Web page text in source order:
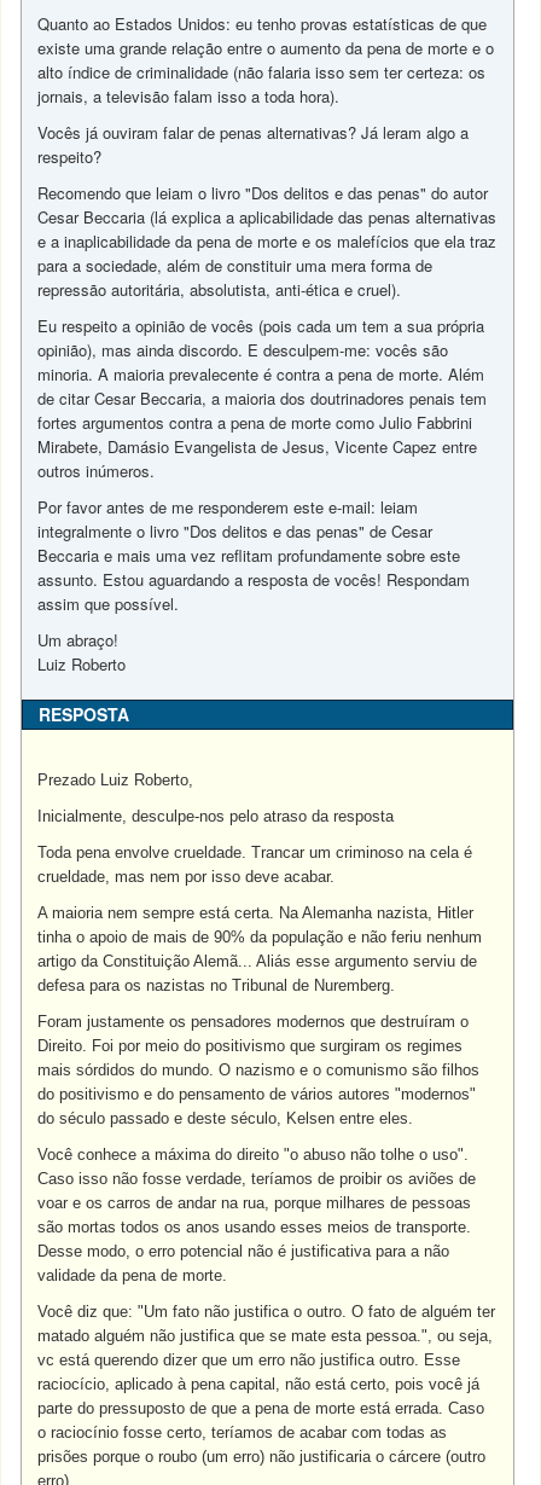
Quanto ao Estados Unidos: eu tenho provas estatísticas de que
existe uma grande relação entre o aumento da pena de morte e o
alto índice de criminalidade (não falaria isso sem ter certeza: os
jornais, a televisão falam isso a toda hora).
Vocês já ouviram falar de penas alternativas? Já leram algo a
respeito?
Recomendo que leiam o livro "Dos delitos e das penas" do autor
Cesar Beccaria (lá explica a aplicabilidade das penas alternativas
e a inaplicabilidade da pena de morte e os malefícios que ela traz
para a sociedade, além de constituir uma mera forma de
repressão autoritária, absolutista, anti-ética e cruel).
Eu respeito a opinião de vocês (pois cada um tem a sua própria
opinião), mas ainda discordo. E desculpem-me: vocês são
minoria. A maioria prevalecente é contra a pena de morte. Além
de citar Cesar Beccaria, a maioria dos doutrinadores penais tem
fortes argumentos contra a pena de morte como Julio Fabbrini
Mirabete, Damásio Evangelista de Jesus, Vicente Capez entre
outros inúmeros.
Por favor antes de me responderem este e-mail: leiam
integralmente o livro "Dos delitos e das penas" de Cesar
Beccaria e mais uma vez reflitam profundamente sobre este
assunto. Estou aguardando a resposta de vocês! Respondam
assim que possível.
Um abraço!
Luiz Roberto
RESPOSTA
Prezado Luiz Roberto,
Inicialmente, desculpe-nos pelo atraso da resposta
Toda pena envolve crueldade. Trancar um criminoso na cela é
crueldade, mas nem por isso deve acabar.
A maioria nem sempre está certa. Na Alemanha nazista, Hitler
tinha o apoio de mais de 90% da população e não feriu nenhum
artigo da Constituição Alemã... Aliás esse argumento serviu de
defesa para os nazistas no Tribunal de Nuremberg.
Foram justamente os pensadores modernos que destruíram o
Direito. Foi por meio do positivismo que surgiram os regimes
mais sórdidos do mundo. O nazismo e o comunismo são filhos
do positivismo e do pensamento de vários autores "modernos"
do século passado e deste século, Kelsen entre eles.
Você conhece a máxima do direito "o abuso não tolhe o uso".
Caso isso não fosse verdade, teríamos de proibir os aviões de
voar e os carros de andar na rua, porque milhares de pessoas
são mortas todos os anos usando esses meios de transporte.
Desse modo, o erro potencial não é justificativa para a não
validade da pena de morte.
Você diz que: "Um fato não justifica o outro. O fato de alguém ter
matado alguém não justifica que se mate esta pessoa.", ou seja,
vc está querendo dizer que um erro não justifica outro. Esse
raciocício, aplicado à pena capital, não está certo, pois você já
parte do pressuposto de que a pena de morte está errada. Caso
o raciocínio fosse certo, teríamos de acabar com todas as
prisões porque o roubo (um erro) não justificaria o cárcere (outro
erro).